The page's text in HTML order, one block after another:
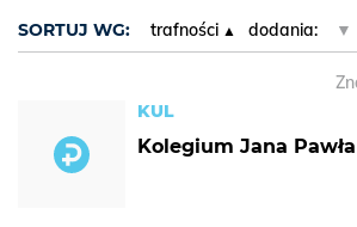
SORTUJ WG: trafności dodania: ▼
KUL
Kolegium Jana